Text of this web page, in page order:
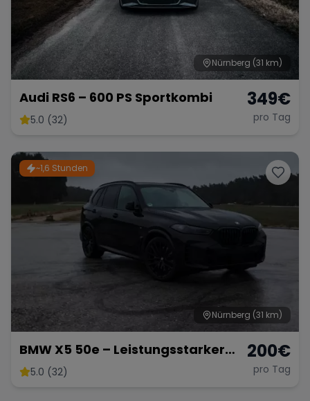
McLaren Ford Jaguar
Tesla Chevrolet Dodge
Bentley Rolls Royce Aston Martin
Bugatti Lotus Maserati
Range Rover
Nürnberg (31 km)
Audi RS6 – 600 PS Sportkombi
5.0 (32)
349€
pro Tag
~1,6 Stunden
Nürnberg (31 km)
BMW X5 50e – Leistungsstarker
Hybrid-SUV mit 489 PS
5.0 (32)
200€
pro Tag